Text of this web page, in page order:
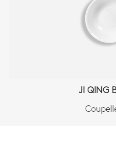
JI QING